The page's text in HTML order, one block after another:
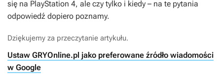
się na PlayStation 4, ale czy tylko i kiedy – na te pytania
odpowiedź dopiero poznamy.
Dziękujemy za przeczytanie artykułu.
Ustaw GRYOnline.pl jako preferowane źródło wiadomości
w Google